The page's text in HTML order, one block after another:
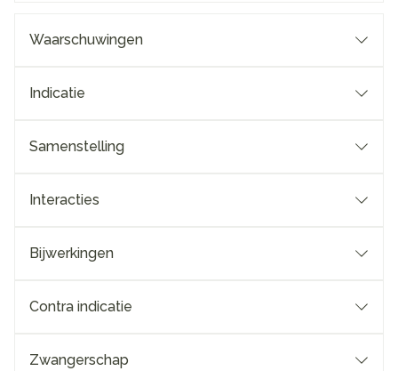
Waarschuwingen
Indicatie
Samenstelling
Interacties
Bijwerkingen
Contra indicatie
Zwangerschap